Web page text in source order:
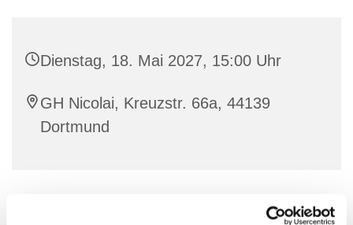
Dienstag, 18. Mai 2027, 15:00 Uhr
GH Nicolai, Kreuzstr. 66a, 44139
Dortmund